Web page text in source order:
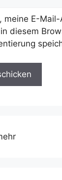
meine E-
diesem